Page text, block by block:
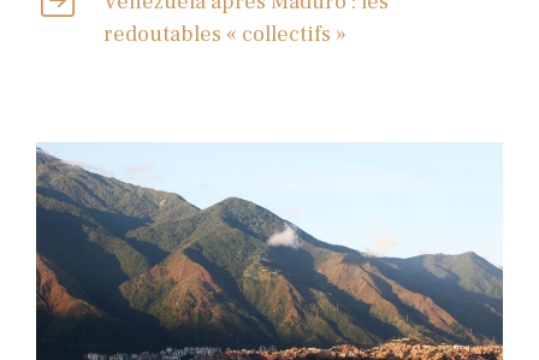
redoutables « collectifs »